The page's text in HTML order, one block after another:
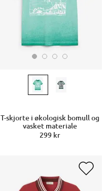
T-skjorte i økologisk bomull og
vasket materiale
299 kr